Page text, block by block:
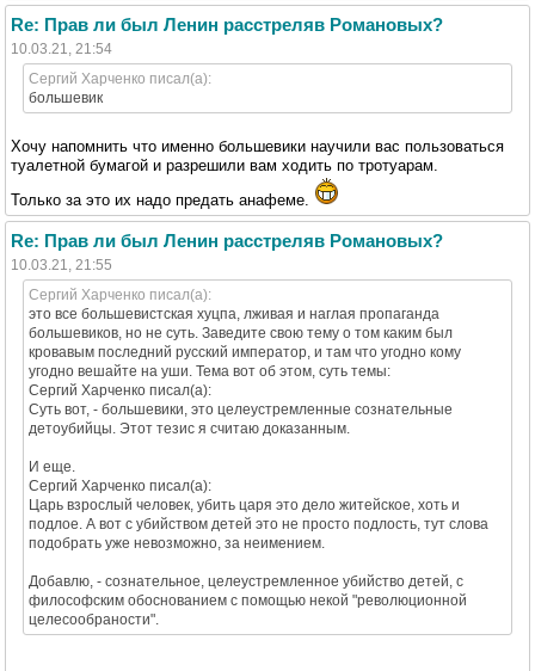
Re: Прав ли был Ленин расстреляв Романовых?
10.03.21, 21:54
Сергий Харченко писал(а):
большевик
Хочу напомнить что именно большевики научили вас пользоваться
туалетной бумагой и разрешили вам ходить по тротуарам.
Только за это их надо предать анафеме.
Re: Прав ли был Ленин расстреляв Романовых?
10.03.21, 21:55
Сергий Харченко писал(а):
это все большевистская хуцпа, лживая и наглая пропаганда
большевиков, но не суть. Заведите свою тему о том каким был
кровавым последний русский император, и там что угодно кому
угодно вешайте на уши. Тема вот об этом, суть темы:
Сергий Харченко писал(а):
Суть вот, - большевики, это целеустремленные сознательные
детоубийцы. Этот тезис я считаю доказанным.
И еще.
Сергий Харченко писал(а):
Царь взрослый человек, убить царя это дело житейское, хоть и
подлое. А вот с убийством детей это не просто подлость, тут слова
подобрать уже невозможно, за неимением.
Добавлю, - сознательное, целеустремленное убийство детей, с
философским обоснованием с помощью некой "революционной
целесообраности".